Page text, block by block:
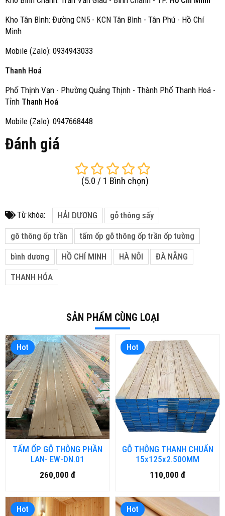
Kho Tân Bình: Đường CN5 - KCN Tân Bình - Tân Phú - Hồ Chí
Minh
Mobile (Zalo): 0934943033
Thanh Hoá
Phố Thịnh Vạn - Phường Quảng Thịnh - Thành Phố Thanh Hoá -
Tỉnh Thanh Hoá
Mobile (Zalo): 0947668448
Đánh giá
(5.0 / 1 Bình chọn)
Từ khóa: HẢI DƯƠNG gỗ thông sấy
gõ thông ốp trần tấm ốp gỗ thông ốp trần ốp tường
bình dương HỒ CHÍ MINH HÀ NÔI ĐÀ NẴNG
THANH HÓA
SẢN PHẨM CÙNG LOẠI
Hot
TẤM ỐP GỖ THÔNG PHẦN
LAN- EW-DN.01
260,000 đ
Hot
GỖ THÔNG THANH CHUẨN
15x125x2.500MM
110,000 đ
Hot Hot